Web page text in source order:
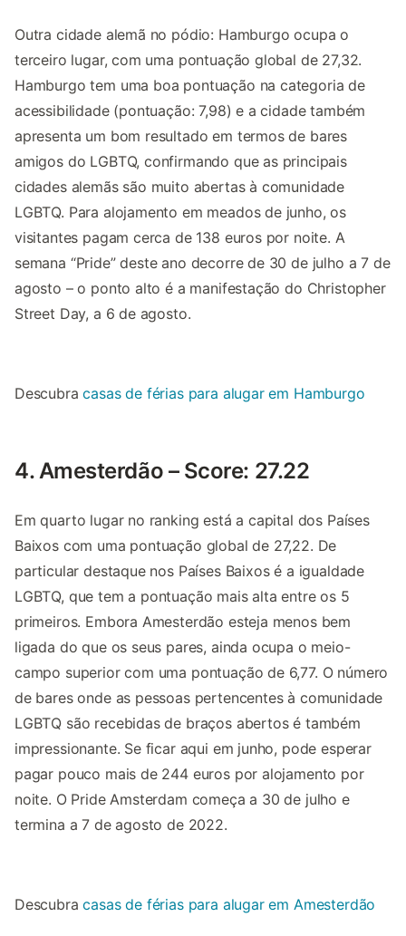
Outra cidade alemã no pódio: Hamburgo ocupa o
terceiro lugar, com uma pontuação global de 27,32.
Hamburgo tem uma boa pontuação na categoria de
acessibilidade (pontuação: 7,98) e a cidade também
apresenta um bom resultado em termos de bares
amigos do LGBTQ, confirmando que as principais
cidades alemãs são muito abertas à comunidade
LGBTQ. Para alojamento em meados de junho, os
visitantes pagam cerca de 138 euros por noite. A
semana “Pride” deste ano decorre de 30 de julho a 7 de
agosto – o ponto alto é a manifestação do Christopher
Street Day, a 6 de agosto.
Descubracasas de férias para alugar em Hamburgo
4. Amesterdão – Score: 27.22
Em quarto lugar no ranking está a capital dos Países
Baixos com uma pontuação global de 27,22. De
particular destaque nos Países Baixos é a igualdade
LGBTQ, que tem a pontuação mais alta entre os 5
primeiros. Embora Amesterdão esteja menos bem
ligada do que os seus pares, ainda ocupa o meio-
campo superior com uma pontuação de 6,77. O número
de bares onde as pessoas pertencentes à comunidade
LGBTQ são recebidas de braços abertos é também
impressionante. Se ficar aqui em junho, pode esperar
pagar pouco mais de 244 euros por alojamento por
noite. O Pride Amsterdam começa a 30 de julho e
termina a 7 de agosto de 2022.
Descubracasas de férias para alugar em Amesterdão